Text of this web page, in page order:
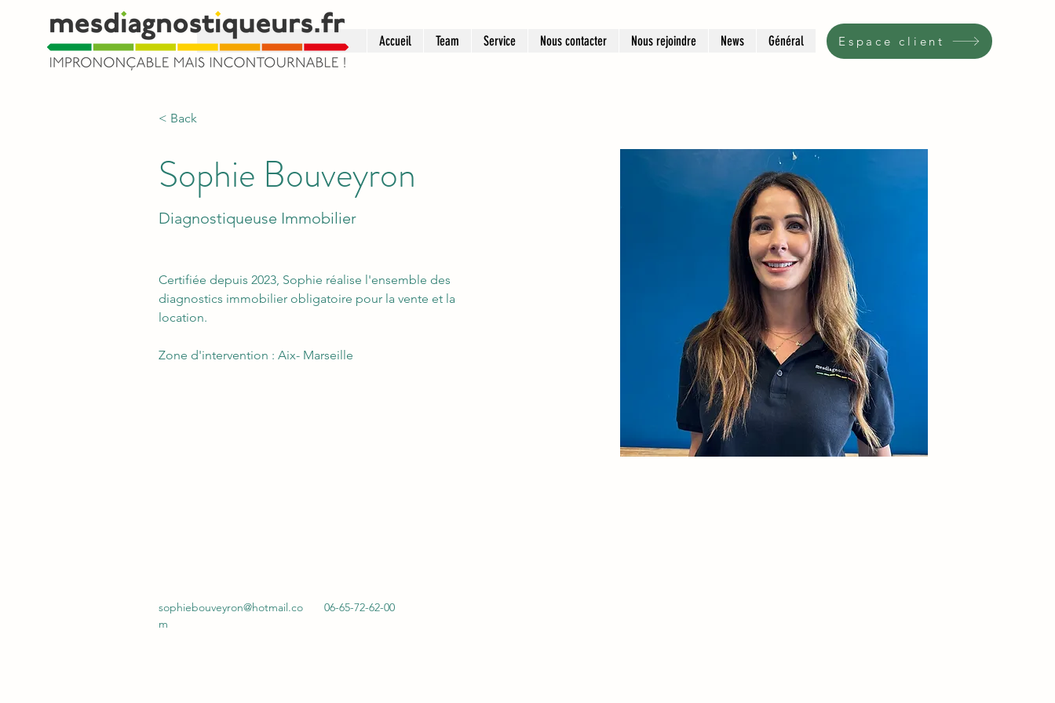
Accueil Team Service Nous contacter Nous rejoindre News Général Espace client
< Back
Sophie Bouveyron
Diagnostiqueuse Immobilier
Certifiée depuis 2023, Sophie réalise l'ensemble des
diagnostics immobilier obligatoire pour la vente et la
location.
Zone d'intervention : Aix- Marseille
sophiebouveyron@hotmail.co
m
06-65-72-62-00